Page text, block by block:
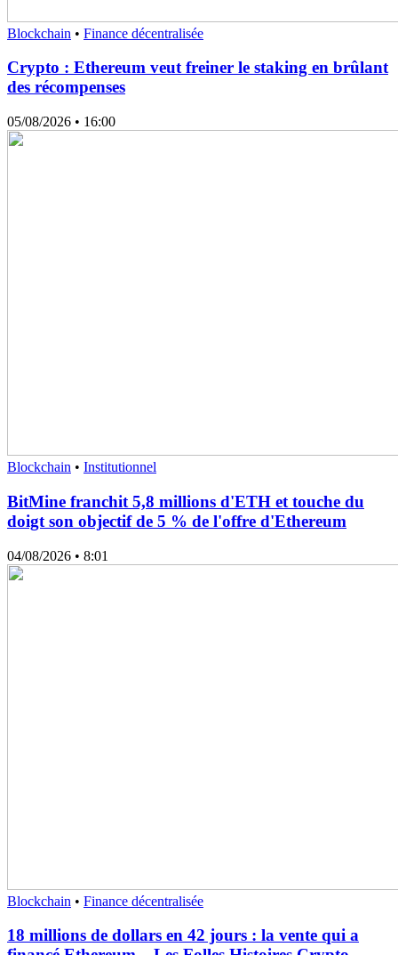
Blockchain • Finance décentralisée
Crypto : Ethereum veut freiner le staking en brûlant
des récompenses
05/08/2026 • 16:00
Blockchain • Institutionnel
BitMine franchit 5,8 millions d'ETH et touche du
doigt son objectif de 5 % de l'offre d'Ethereum
04/08/2026 • 8:01
Blockchain • Finance décentralisée
18 millions de dollars en 42 jours : la vente qui a